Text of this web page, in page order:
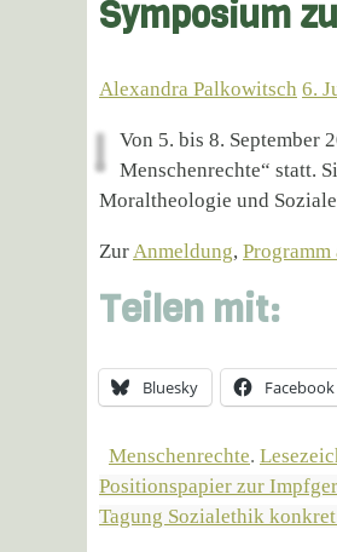
Symposium
Alexandra Palkowitsch 6.
Von 5. bis 8. September
Menschenrechte“ statt.
Moraltheologie und
Zur Anmeldung, Programm
Teilen mit:
Bluesky Facebook
Menschenrechte.
Positionspapier zur
Tagung Sozialethik